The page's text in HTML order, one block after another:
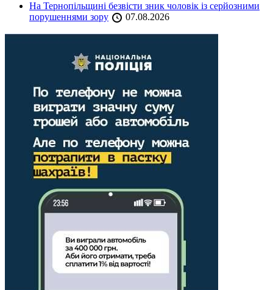
На Тернопільщині безвісти зник чоловік із серйозними
порушеннями зору
07.08.2026